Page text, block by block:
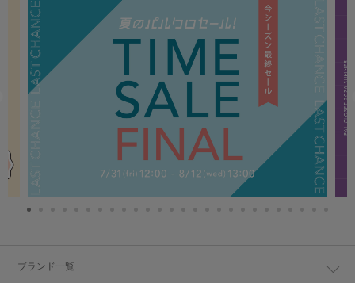
ブランド一覧